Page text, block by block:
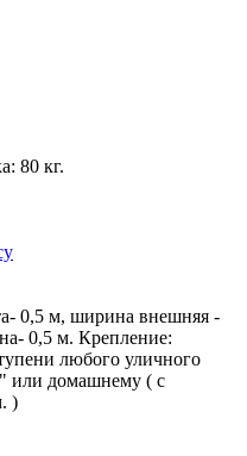
80 кг.
0,5 м, ширина внешняя -
0,5 м. Крепление:
любого уличного
или домашнему ( с
)